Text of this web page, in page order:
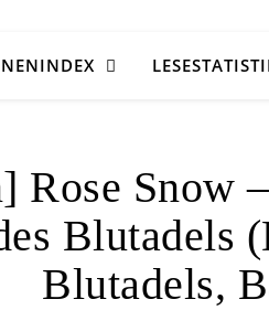
Rose Snow
Blutadels
Blutadels,